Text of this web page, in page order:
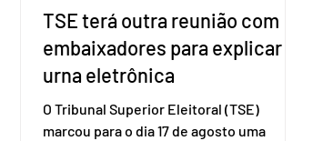
TSE terá outra reunião com
embaixadores para explicar
urna eletrônica
O Tribunal Superior Eleitoral (TSE)
marcou para o dia 17 de agosto uma